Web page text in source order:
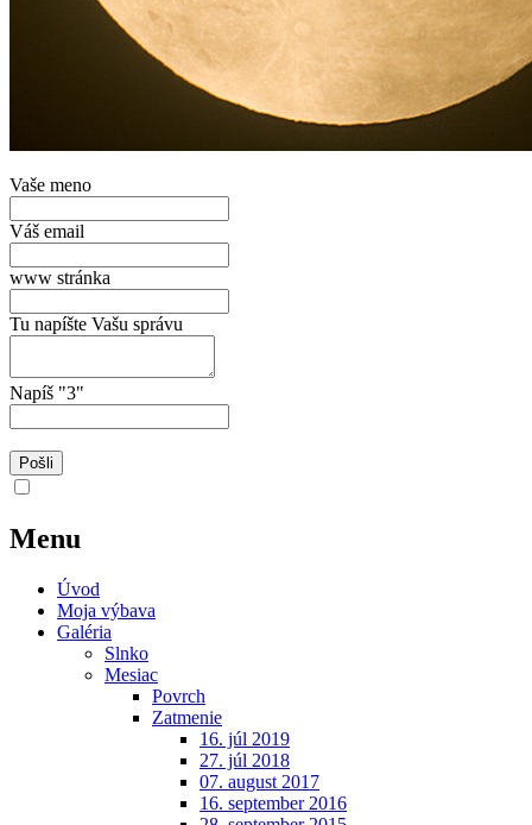
Vaše meno
Váš email
www stránka
Tu napíšte Vašu správu
Napíš "3"
Menu
Úvod
Moja výbava
Galéria
Slnko
Mesiac
Povrch
Zatmenie
16. júl 2019
27. júl 2018
07. august 2017
16. september 2016